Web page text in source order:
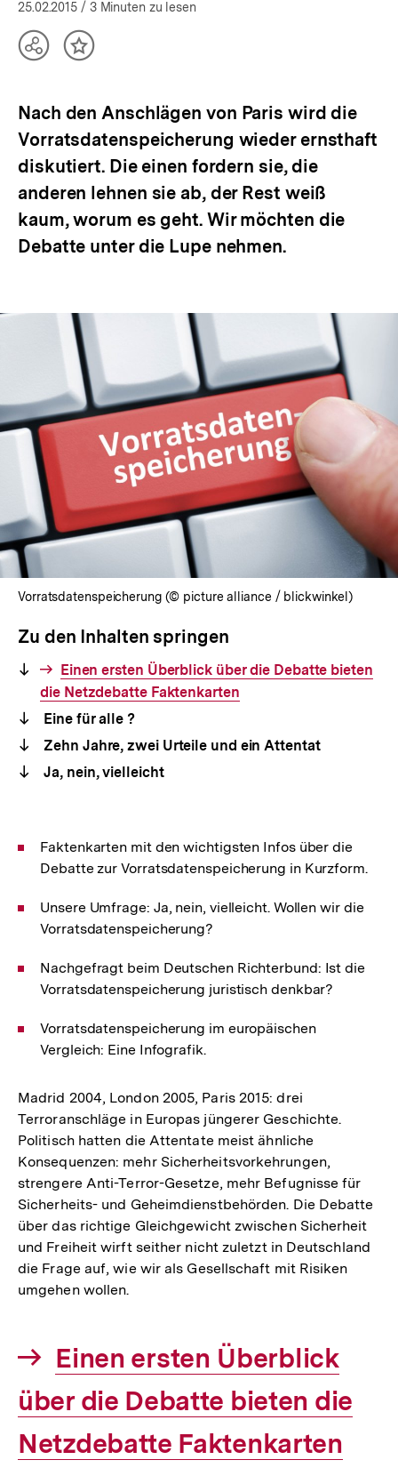
öffnen
25.02.2015 / 3 Minuten zu lesen
TeilenInhalt
Nach den Anschlägen von Paris wird die
Vorratsdatenspeicherung wieder ernsthaft
diskutiert. Die einen fordern sie, die
anderen lehnen sie ab, der Rest weiß
kaum, worum es geht. Wir möchten die
Debatte unter die Lupe nehmen.
Vorratsdatenspeicherung (© picture alliance / blickwinkel)
Zu den Inhalten springen
Interner
Link:
Einen ersten Überblick über die Debatte bieten
die Netzdebatte Faktenkarten
Eine für alle ?
Zehn Jahre, zwei Urteile und ein Attentat
Ja, nein, vielleicht
Faktenkarten mit den wichtigsten Infos über die
Debatte zur Vorratsdatenspeicherung in Kurzform.
Unsere Umfrage: Ja, nein, vielleicht. Wollen wir die
Vorratsdatenspeicherung?
Nachgefragt beim Deutschen Richterbund: Ist die
Vorratsdatenspeicherung juristisch denkbar?
Vorratsdatenspeicherung im europäischen
Vergleich: Eine Infografik.
Madrid 2004, London 2005, Paris 2015: drei
Terroranschläge in Europas jüngerer Geschichte.
Politisch hatten die Attentate meist ähnliche
Konsequenzen: mehr Sicherheitsvorkehrungen,
strengere Anti-Terror-Gesetze, mehr Befugnisse für
Sicherheits- und Geheimdienstbehörden. Die Debatte
über das richtige Gleichgewicht zwischen Sicherheit
und Freiheit wirft seither nicht zuletzt in Deutschland
die Frage auf, wie wir als Gesellschaft mit Risiken
umgehen wollen.
Interner
Link:
Einen ersten Überblick
über die Debatte bieten die
Netzdebatte Faktenkarten